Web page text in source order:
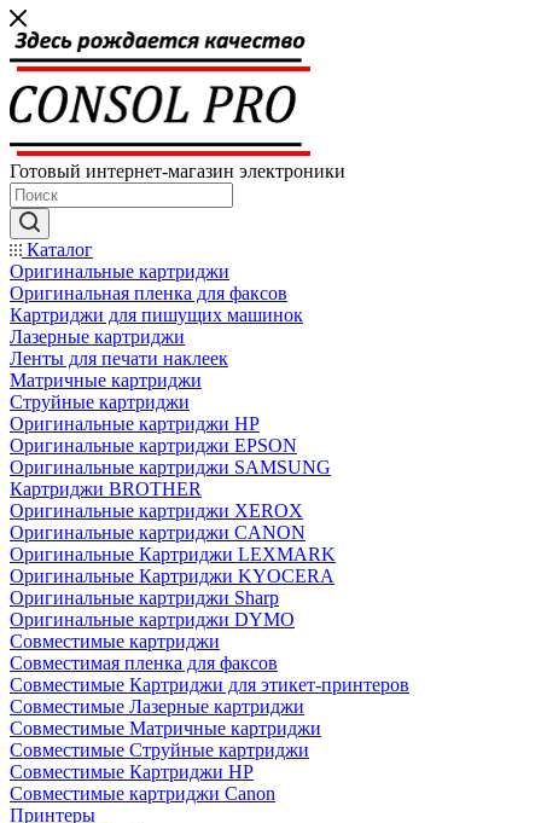
Готовый интернет-магазин электроники
Каталог
Оригинальные картриджи
Оригинальная пленка для факсов
Картриджи для пишущих машинок
Лазерные картриджи
Ленты для печати наклеек
Матричные картриджи
Струйные картриджи
Оригинальные картриджи HP
Оригинальные картриджи EPSON
Оригинальные картриджи SAMSUNG
Картриджи BROTHER
Оригинальные картриджи XEROX
Оригинальные картриджи CANON
Оригинальные Картриджи LEXMARK
Оригинальные Картриджи KYOCERA
Оригинальные картриджи Sharp
Оригинальные картриджи DYMO
Совместимые картриджи
Совместимая пленка для факсов
Совместимые Картриджи для этикет-принтеров
Совместимые Лазерные картриджи
Совместимые Матричные картриджи
Совместимые Струйные картриджи
Совместимые Картриджи HP
Совместимые картриджи Canon
Принтеры